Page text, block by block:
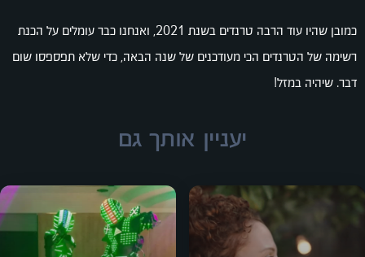
כמובן שהיו עוד הרבה טרנדים בשנת 2021, ואנחנו כבר עומלים על הכנת
רשימה של הטרנדים הכי מעודכנים של שנה הבאה, כדי שלא תפספסו שום
דבר. שיהיה במזל!
יעניין אותך גם